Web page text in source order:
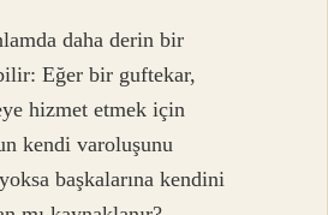
daha derin bir
Eğer bir guftekar,
hizmet etmek için
kendi varoluşunu
başkalarına kendini